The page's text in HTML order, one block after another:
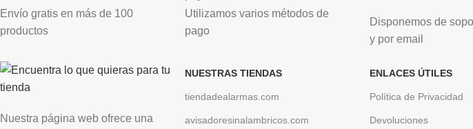
Envío gratis en más de 100
productos
Utilizamos varios métodos de
pago
Disponemos de
y por email
Nuestra página web ofrece una
NUESTRAS TIENDAS
tiendadealarmas.com
avisadoresinalambricos.com
ENLACES ÚTILES
Política de Privacidad
Devoluciones